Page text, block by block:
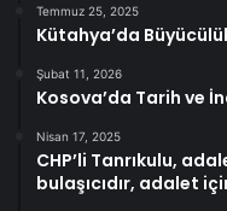
Temmuz 25, 2025
Kütahya’da
Şubat 11, 2026
Kosova’da Tarih ve
Nisan 17, 2025
CHP’li Tanrıkulu,
bulaşıcıdır, adalet